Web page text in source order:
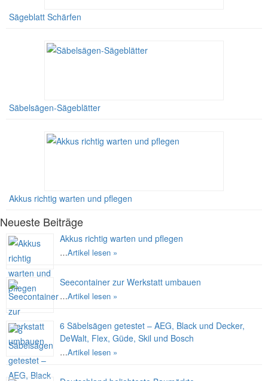
Sägeblatt Schärfen
Säbelsägen-Sägeblätter
Akkus richtig warten und pflegen
Neueste Beiträge
Akkus richtig warten und pflegen
…Artikel lesen »
Seecontainer zur Werkstatt umbauen
…Artikel lesen »
6 Säbelsägen getestet – AEG, Black und Decker,
DeWalt, Flex, Güde, Skil und Bosch
…Artikel lesen »